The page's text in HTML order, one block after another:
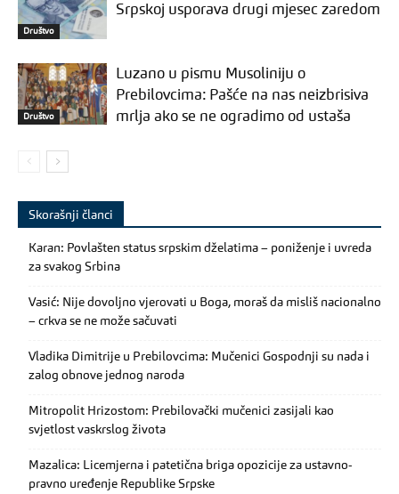
Društvo
Srpskoj usporava drugi mjesec zaredom
Društvo
Luzano u pismu Musoliniju o
Prebilovcima: Pašće na nas neizbrisiva
mrlja ako se ne ogradimo od ustaša
Skorašnji članci
Karan: Povlašten status srpskim dželatima – poniženje i uvreda
za svakog Srbina
Vasić: Nije dovoljno vjerovati u Boga, moraš da misliš nacionalno
– crkva se ne može sačuvati
Vladika Dimitrije u Prebilovcima: Mučenici Gospodnji su nada i
zalog obnove jednog naroda
Mitropolit Hrizostom: Prebilovački mučenici zasijali kao
svjetlost vaskrslog života
Mazalica: Licemjerna i patetična briga opozicije za ustavno-
pravno uređenje Republike Srpske